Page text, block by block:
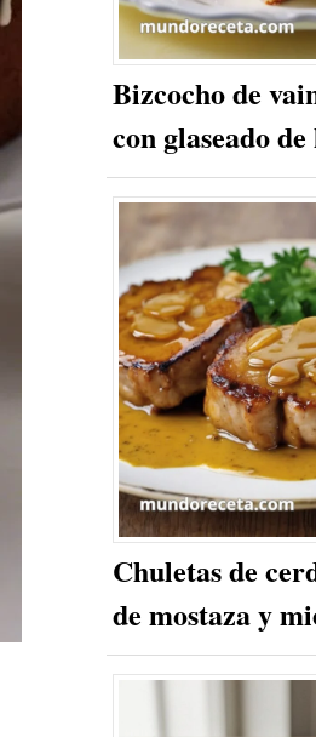
Bizcocho de
con glaseado
Chuletas de
de mostaza y